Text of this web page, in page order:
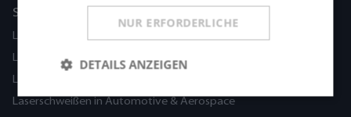
Schweißanwendungen
Laserschweißen in der Medizintechnik
Laserschweißen in der Blechbearbeitung
Laserschweißen im Werkzeug- und Formenbau
Laserschweißen in Automotive & Aerospace
NUR ERFORDERLICHE
DETAILS ANZEIGEN